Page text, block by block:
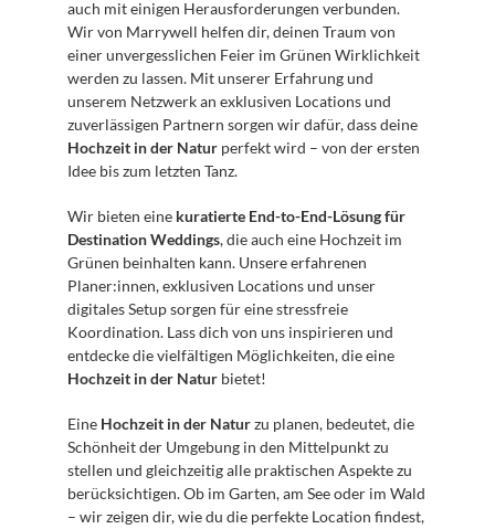
auch mit einigen Herausforderungen verbunden.
Wir von Marrywell helfen dir, deinen Traum von
einer unvergesslichen Feier im Grünen Wirklichkeit
werden zu lassen. Mit unserer Erfahrung und
unserem Netzwerk an exklusiven Locations und
Hochzeit in der Natur perfekt wird – von der ersten
Idee bis zum letzten Tanz.
Wir bieten eine kuratierte End-to-End-Lösung für
Destination Weddings, die auch eine Hochzeit im
Grünen beinhalten kann. Unsere erfahrenen
Planer:innen, exklusiven Locations und unser
digitales Setup sorgen für eine stressfreie
Koordination. Lass dich von uns inspirieren und
Hochzeit in der Natur bietet!
Eine Hochzeit in der Natur zu planen, bedeutet, die
Schönheit der Umgebung in den Mittelpunkt zu
stellen und gleichzeitig alle praktischen Aspekte zu
berücksichtigen. Ob im Garten, am See oder im Wald
– wir zeigen dir, wie du die perfekte Location findest,